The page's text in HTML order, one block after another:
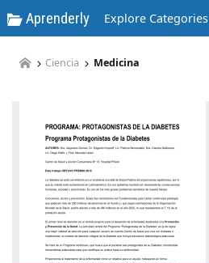
Aprenderly Explore Categories
Ciencia Medicina